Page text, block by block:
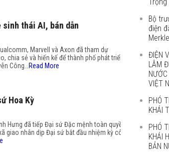
sinh thái AI, bán dẫn
Marvell và Axon đã tham dự
chia sẻ và hiến kế để thành phố phát triển
Công…
Read More
Hoa Kỳ
Hưng đã tiếp Đại sứ Đặc mệnh toàn quyền
giao nhân dịp Đại sứ bắt đầu nhiệm kỳ công
Bộ
điện
ĐIỆN
LÂM
VIỆT
PHÓ
KHÁI
PHÓ
KHÁI
BẢN